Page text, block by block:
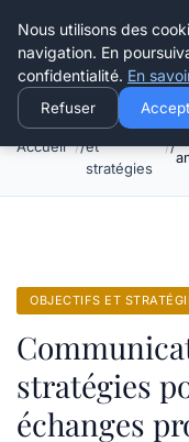
Henry Panky
Accueil
Objectifs
et
stratégies
OBJECTIFS ET
stratégies
échanges
Nous utilisons des
navigation. En
confidentialité. En
Refuser